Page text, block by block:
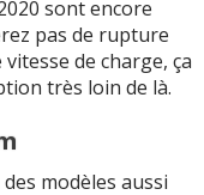
sont encore
pas de rupture
de charge, ça
très loin de là.
des modèles aussi